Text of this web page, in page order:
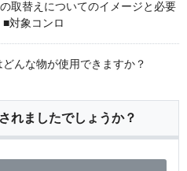
取替えについてのイメージと必要
対象コンロ
んな物が使用できますか？
れましたでしょうか？